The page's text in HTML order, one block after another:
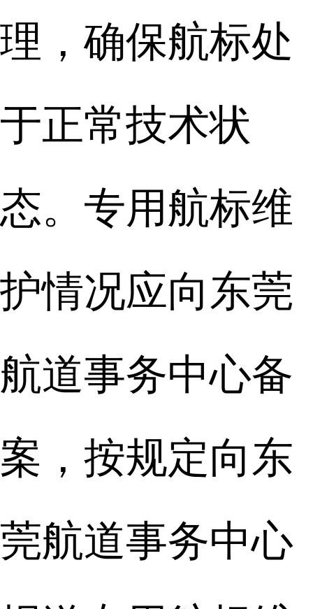
理，确保航标处
于正常技术状
态。专用航标维
护情况应向东莞
航道事务中心备
案，按规定向东
莞航道事务中心